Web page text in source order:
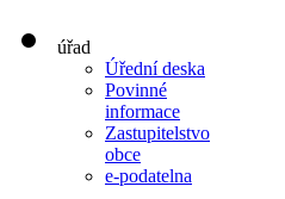
úřad
Úřední deska
Povinné
informace
Zastupitelstvo
obce
e-podatelna